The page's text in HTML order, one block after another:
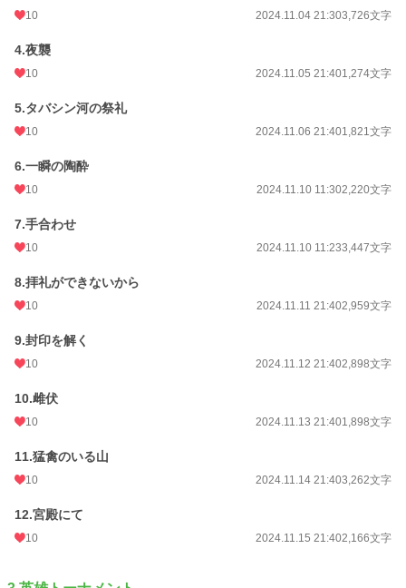
10 2024.11.04 21:303,726文字
4.夜襲
10 2024.11.05 21:401,274文字
5.タバシン河の祭礼
10 2024.11.06 21:401,821文字
6.一瞬の陶酔
10 2024.11.10 11:302,220文字
7.手合わせ
10 2024.11.10 11:233,447文字
8.拝礼ができないから
10 2024.11.11 21:402,959文字
9.封印を解く
10 2024.11.12 21:402,898文字
10.雌伏
10 2024.11.13 21:401,898文字
11.猛禽のいる山
10 2024.11.14 21:403,262文字
12.宮殿にて
10 2024.11.15 21:402,166文字